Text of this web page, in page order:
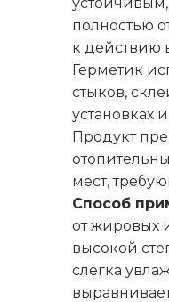
полностью
к действию
Герметик
стыков,
установках
Продукт
мест,
Способ
от жировых
высокой
слегка